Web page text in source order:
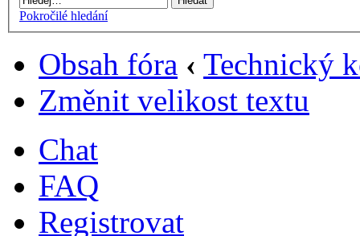
Pokročilé hledání
Obsah fóra ‹ Technický
Změnit velikost textu
Chat
FAQ
Registrovat